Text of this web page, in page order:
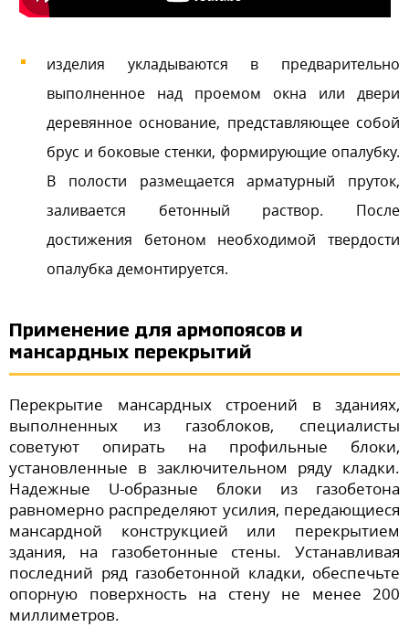
изделия укладываются в предварительно
выполненное над проемом окна или двери
деревянное основание, представляющее собой
брус и боковые стенки, формирующие опалубку.
В полости размещается арматурный пруток,
заливается бетонный раствор. После
достижения бетоном необходимой твердости
опалубка демонтируется.
Применение для армопоясов и
мансардных перекрытий
Перекрытие мансардных строений в зданиях,
выполненных из газоблоков, специалисты
советуют опирать на профильные блоки,
установленные в заключительном ряду кладки.
Надежные U-образные блоки из газобетона
равномерно распределяют усилия, передающиеся
мансардной конструкцией или перекрытием
здания, на газобетонные стены. Устанавливая
последний ряд газобетонной кладки, обеспечьте
опорную поверхность на стену не менее 200
миллиметров.